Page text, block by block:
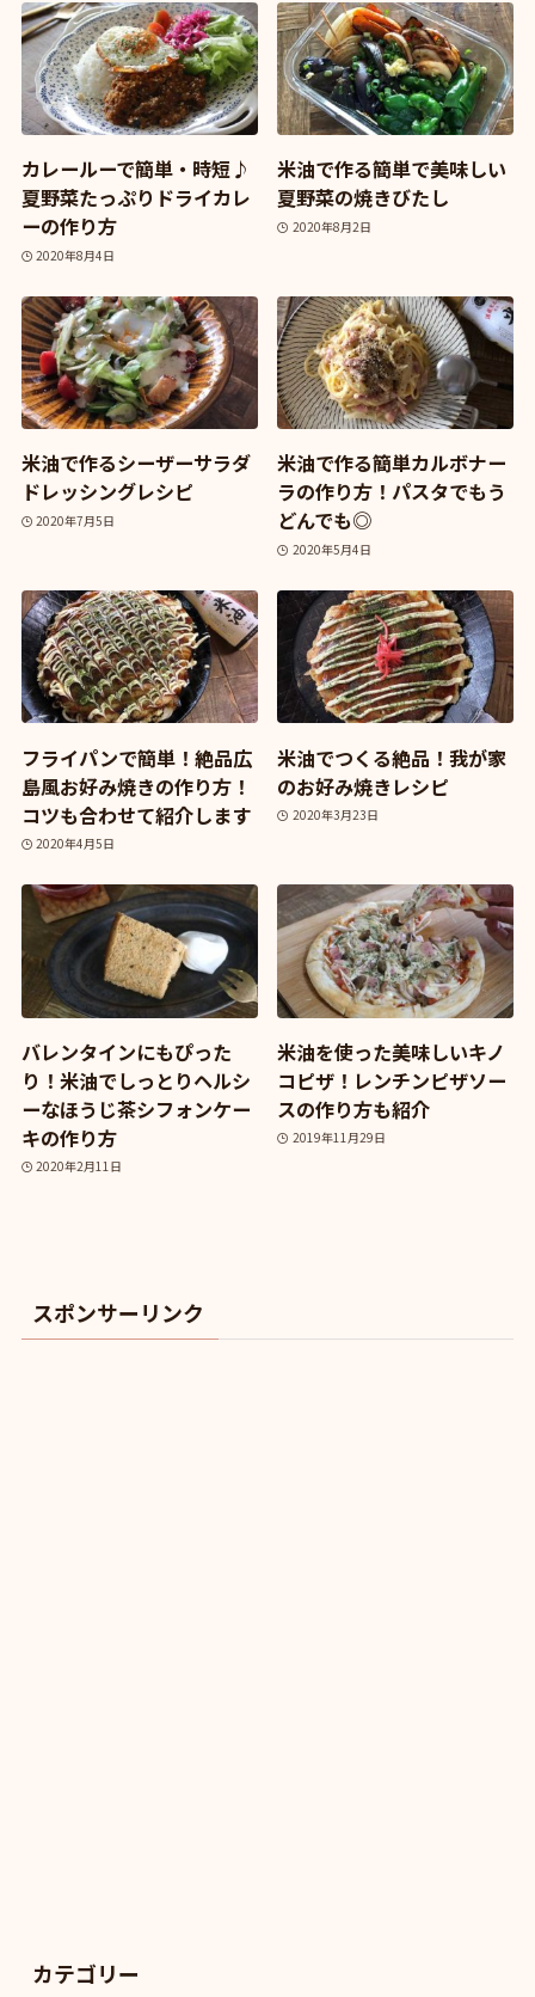
カレールーで簡単・時短♪
夏野菜たっぷりドライカレ
ーの作り方
2020年8月4日
米油で作る簡単で美味しい
夏野菜の焼きびたし
2020年8月2日
米油で作るシーザーサラダ
ドレッシングレシピ
2020年7月5日
米油で作る簡単カルボナー
ラの作り方！パスタでもう
どんでも◎
2020年5月4日
フライパンで簡単！絶品広
島風お好み焼きの作り方！
コツも合わせて紹介します
2020年4月5日
米油でつくる絶品！我が家
のお好み焼きレシピ
2020年3月23日
バレンタインにもぴった
り！米油でしっとりヘルシ
ーなほうじ茶シフォンケー
キの作り方
2020年2月11日
米油を使った美味しいキノ
コピザ！レンチンピザソー
スの作り方も紹介
2019年11月29日
スポンサーリンク
カテゴリー